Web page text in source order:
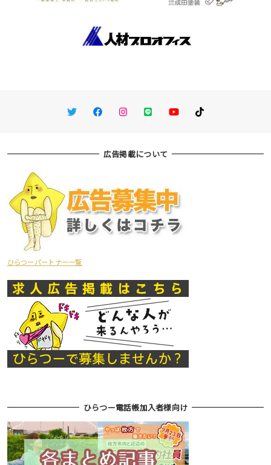
TwitterFacebookInstagram
LINE You TubeTikTok
広告掲載について
ひらつーパートナー一覧
ひらつー電話帳加入者様向け